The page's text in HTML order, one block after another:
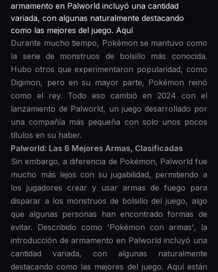
armamento en Palworld incluyó una cantidad
variada, con algunas naturalmente destacando
como las mejores del juego. Aquí
Durante mucho tiempo, Pokémon se mantuvo como
la serie de monstruos de bolsillo más conocida.
Hubo otros que experimentaron popularidad, como
Digimon, pero en su mayor parte, Pokémon reinó
como el rey. Todo eso cambió en 2024 con el
lanzamiento de Palworld, un juego desarrollado por
una compañía más pequeña con solo unos pocos
títulos en su haber.
Palworld: Las 6 Mejores Armas, Clasificadas
Sin embargo, a diferencia de Pokémon, Palworld fue
mucho más lejos con su jugabilidad, permitiendo a
los jugadores crear y usar armas de fuego para
disparar a los monstruos de bolsillo del juego, algo
que algunas personas han encontrado formas de
evitar. Describido como 'Pokémon con armas', la
introducción de armamento en Palworld incluyó una
cantidad variada, con algunas naturalmente
destacando como las mejores del juego. Aquí están